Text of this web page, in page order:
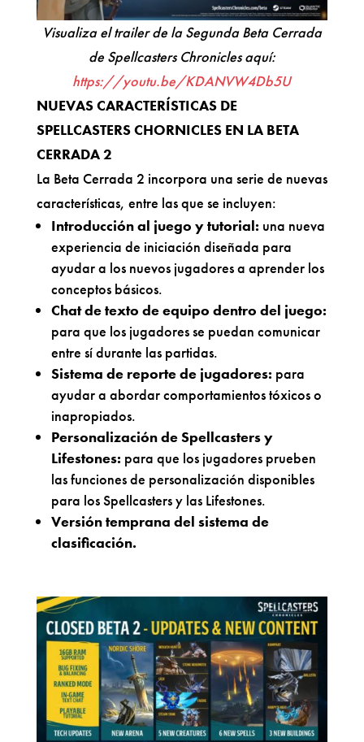
Visualiza el trailer de la Segunda Beta Cerrada
de Spellcasters Chronicles aquí:
https://youtu.be/KDANVW4Db5U
NUEVAS CARACTERÍSTICAS DE
SPELLCASTERS CHORNICLES EN LA BETA
CERRADA 2
La Beta Cerrada 2 incorpora una serie de nuevas
características, entre las que se incluyen:
Introducción al juego y tutorial: una nueva
experiencia de iniciación diseñada para
ayudar a los nuevos jugadores a aprender los
conceptos básicos.
Chat de texto de equipo dentro del juego:
para que los jugadores se puedan comunicar
entre sí durante las partidas.
Sistema de reporte de jugadores: para
ayudar a abordar comportamientos tóxicos o
inapropiados.
Personalización de Spellcasters y
Lifestones: para que los jugadores prueben
las funciones de personalización disponibles
para los Spellcasters y las Lifestones.
Versión temprana del sistema de
clasificación.